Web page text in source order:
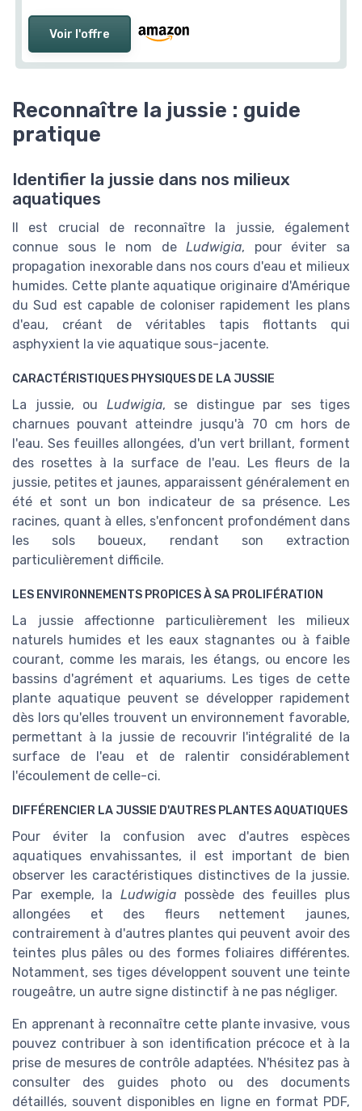
Voir l'offre
Reconnaître la jussie : guide
pratique
Identifier la jussie dans nos milieux
aquatiques
Il est crucial de reconnaître la jussie, également
connue sous le nom deLudwigia, pour éviter sa
propagation inexorable dans nos cours d'eau et milieux
humides. Cette plante aquatique originaire d'Amérique
du Sud est capable de coloniser rapidement les plans
d'eau, créant de véritables tapis flottants qui
asphyxient la vie aquatique sous-jacente.
CARACTÉRISTIQUES PHYSIQUES DE LA JUSSIE
La jussie, ou Ludwigia, se distingue par ses tiges
charnues pouvant atteindre jusqu'à 70 cm hors de
l'eau. Ses feuilles allongées, d'un vert brillant, forment
des rosettes à la surface de l'eau. Les fleurs de la
jussie, petites et jaunes, apparaissent généralement en
été et sont un bon indicateur de sa présence. Les
racines, quant à elles, s'enfoncent profondément dans
les sols boueux, rendant son extraction
particulièrement difficile.
LES ENVIRONNEMENTS PROPICES À SA PROLIFÉRATION
La jussie affectionne particulièrement les milieux
naturels humides et les eaux stagnantes ou à faible
courant, comme les marais, les étangs, ou encore les
bassins d'agrément et aquariums. Les tiges de cette
plante aquatique peuvent se développer rapidement
dès lors qu'elles trouvent un environnement favorable,
permettant à la jussie de recouvrir l'intégralité de la
surface de l'eau et de ralentir considérablement
l'écoulement de celle-ci.
DIFFÉRENCIER LA JUSSIE D'AUTRES PLANTES AQUATIQUES
Pour éviter la confusion avec d'autres espèces
aquatiques envahissantes, il est important de bien
observer les caractéristiques distinctives de la jussie.
Par exemple, laLudwigia possède des feuilles plus
allongées et des fleurs nettement jaunes,
contrairement à d'autres plantes qui peuvent avoir des
teintes plus pâles ou des formes foliaires différentes.
Notamment, ses tiges développent souvent une teinte
rougeâtre, un autre signe distinctif à ne pas négliger.
En apprenant à reconnaître cette plante invasive, vous
pouvez contribuer à son identification précoce et à la
prise de mesures de contrôle adaptées. N'hésitez pas à
consulter des guides photo ou des documents
détaillés, souvent disponibles en ligne en format PDF,